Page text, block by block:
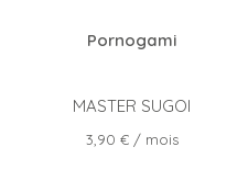
Pornogami
MASTER SUGOI
Prix
3,90 €/ mois